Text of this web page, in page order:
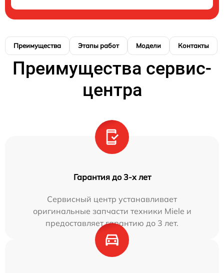
Преимущества Этапы работ Модели Контакты
Преимущества сервис-
центра
Гарантия до 3-х лет
Сервисный центр устанавливает
оригинальные запчасти техники Miele и
предоставляет гарантию до 3 лет.